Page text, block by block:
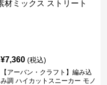
¥7,360 (税込)
【アーバン・クラフト】編み込
み調 ハイカットスニーカー モノ